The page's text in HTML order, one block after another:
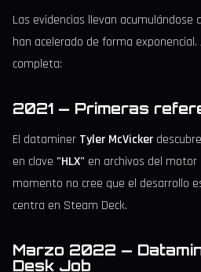
Las evidencias llevan acumulándose
han acelerado de forma
completa:
2021 — Primeras
El dataminer Tyler McVicker
en clave "HLX" en archivos del motor
momento no cree que el desarrollo
centra en Steam Deck.
Marzo 2022 —
Desk Job